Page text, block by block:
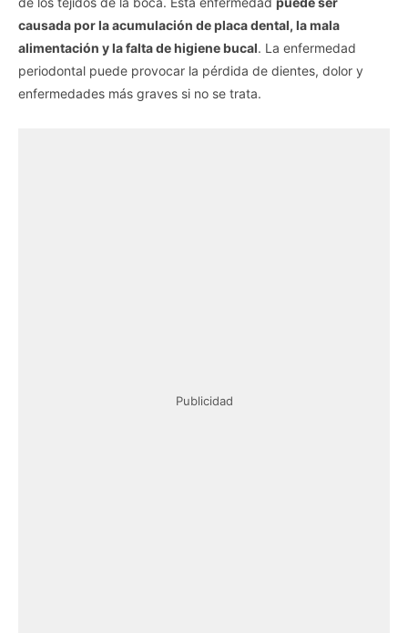
causada por la acumulación de placa dental, la mala
alimentación y la falta de higiene bucal. La enfermedad
periodontal puede provocar la pérdida de dientes, dolor y
enfermedades más graves si no se trata.
Publicidad